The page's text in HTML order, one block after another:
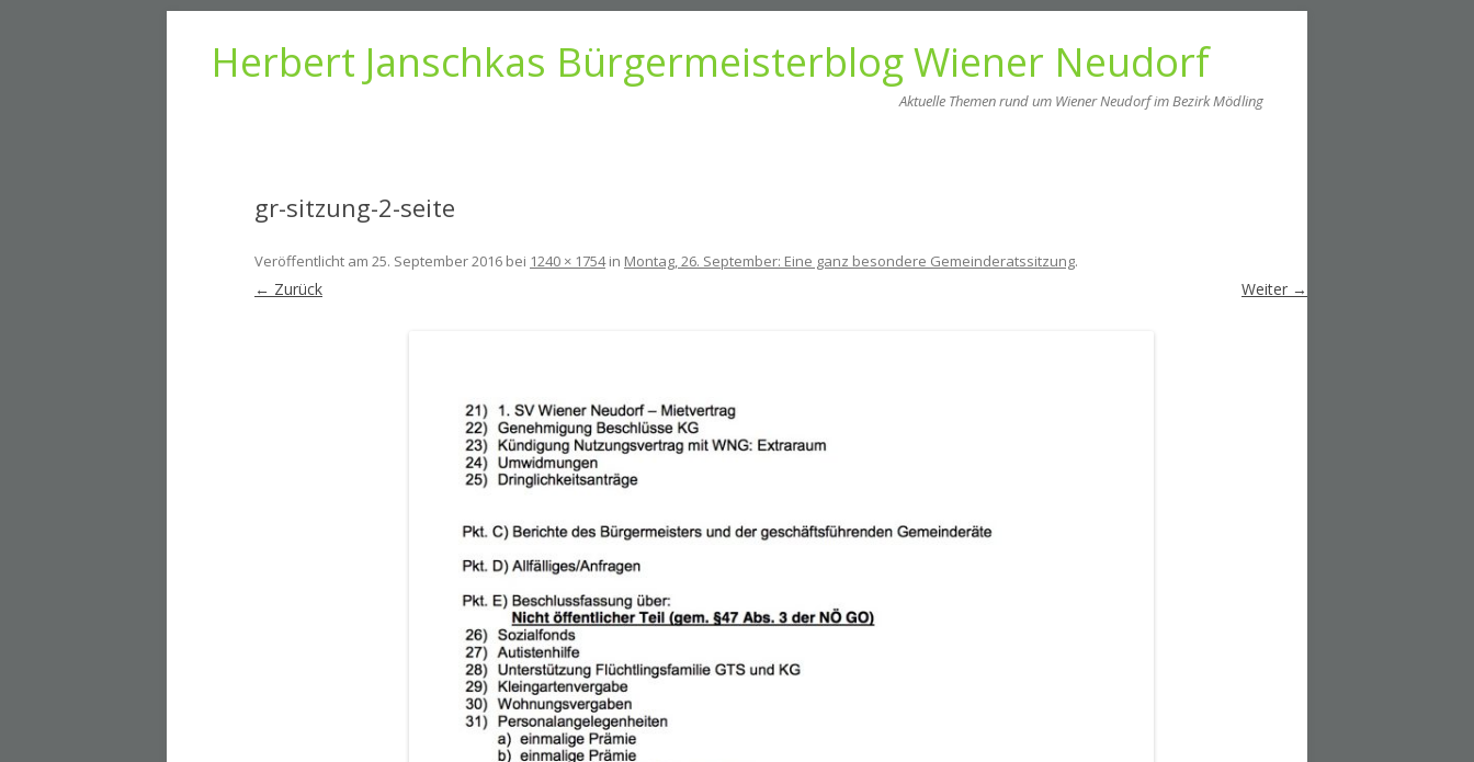
Herbert Janschkas Bürgermeisterblog Wiener Neudorf
Aktuelle Themen rund um Wiener Neudorf im Bezirk Mödling
gr-sitzung-2-seite
Veröffentlicht am 25. September 2016 bei 1240 × 1754in Montag, 26. September: Eine ganz besondere Gemeinderatssitzung.
← Zurück Weiter →